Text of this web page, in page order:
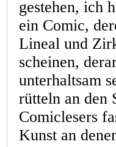
gestehen, ich
ein Comic,
Lineal und
scheinen,
unterhaltsam
rütteln an den
Comiclesers
Kunst an